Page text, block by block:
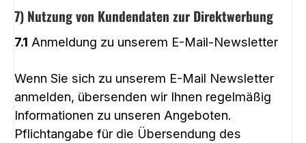
7) Nutzung von Kundendaten zur Direktwerbung
7.1 Anmeldung zu unserem E-Mail-Newsletter
Wenn Sie sich zu unserem E-Mail Newsletter
anmelden, übersenden wir Ihnen regelmäßig
Informationen zu unseren Angeboten.
Pflichtangabe für die Übersendung des